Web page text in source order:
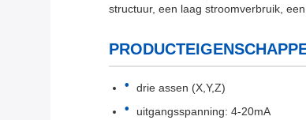
structuur, een laag stroomverbruik,
drie assen (X,Y,Z)
uitgangsspanning: 4-20mA